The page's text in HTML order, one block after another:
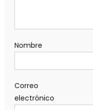
Nombre
Correo
electrónico